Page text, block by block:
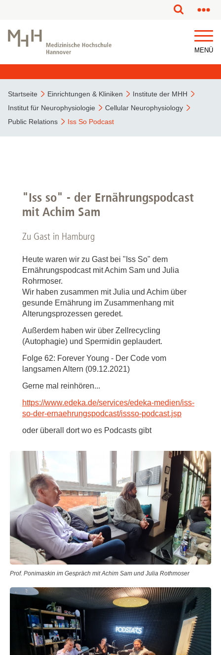
MENÜ
Startseite Einrichtungen & Kliniken
Institute der MHH
Institut für Neurophysiologie
Cellular Neurophysiology
Public Relations
Iss So Podcast
"Iss so" - der Ernährungspodcast
mit Achim Sam
Zu Gast in Hamburg
Heute waren wir zu Gast bei "Iss So" dem
Ernährungspodcast mit Achim Sam und Julia
Rohrmoser.
Wir haben zusammen mit Julia und Achim über
gesunde Ernährung im Zusammenhang mit
Alterungsprozessen geredet.
Außerdem haben wir über Zellrecycling
(Autophagie) und Spermidin geplaudert.
Folge 62: Forever Young - Der Code vom
langsamen Altern (09.12.2021)
Gerne mal reinhören...
https://www.edeka.de/services/edeka-medien/iss-
so-der-ernaehrungspodcast/issso-podcast.jsp
oder überall dort wo es Podcasts gibt
Prof. Ponimaskin im Gespräch mit Achim Sam und Julia Rothmoser